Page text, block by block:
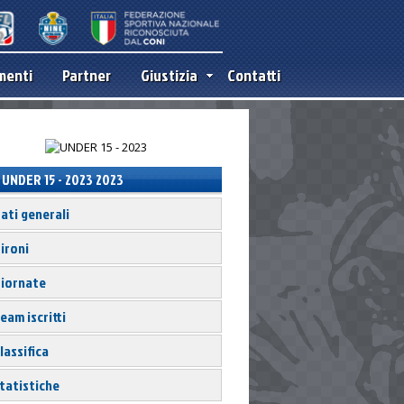
Partner Giustizia Contatti
UNDER 15 - 2023 2023
generali
iscritti